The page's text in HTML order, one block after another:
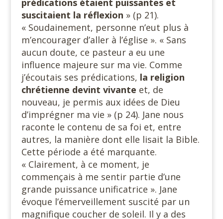
prédications étaient puissantes et
suscitaient la réflexion » (p 21).
« Soudainement, personne n’eut plus à
m’encourager d’aller à l’église ». « Sans
aucun doute, ce pasteur a eu une
influence majeure sur ma vie. Comme
j’écoutais ses prédications, la religion
chrétienne devint vivante et, de
nouveau, je permis aux idées de Dieu
d’imprégner ma vie » (p 24). Jane nous
raconte le contenu de sa foi et, entre
autres, la manière dont elle lisait la Bible.
Cette période a été marquante.
« Clairement, à ce moment, je
commençais à me sentir partie d’une
grande puissance unificatrice ». Jane
évoque l’émerveillement suscité par un
magnifique coucher de soleil. Il y a des